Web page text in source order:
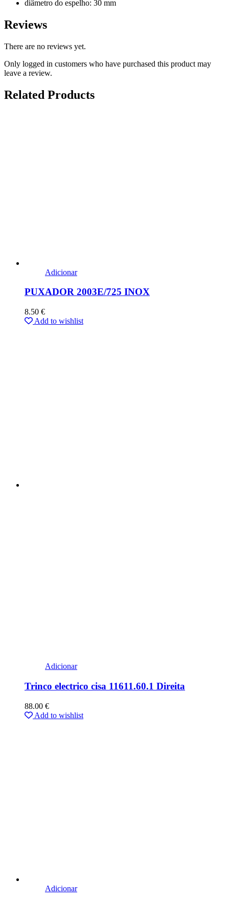
diâmetro do espelho: 30 mm
Reviews
There are no reviews yet.
Only logged in customers who have purchased this product may
leave a review.
Related Products
Adicionar
PUXADOR 2003E/725 INOX
8.50 €
Add to wishlist
Adicionar
Trinco electrico cisa 11611.60.1 Direita
88.00 €
Add to wishlist
Adicionar